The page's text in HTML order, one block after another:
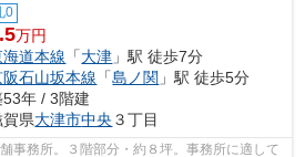
0
万円
海道本線 「大津 」駅 徒歩7分
阪石山坂本線 「島ノ関 」駅 徒歩5分
53年 / 3階建
賀県大津市中央 ３丁目
事務所。３階部分・約８坪。事務所に適して